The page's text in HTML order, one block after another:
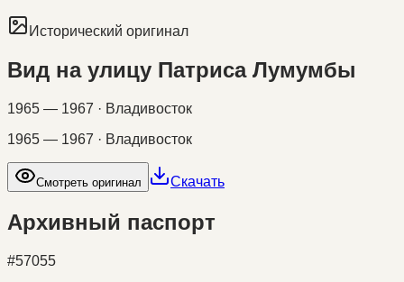
Исторический оригинал
Вид на улицу Патриса Лумумбы
1965 — 1967 · Владивосток
1965 — 1967 · Владивосток
Смотреть оригинал Скачать
Архивный паспорт
#57055